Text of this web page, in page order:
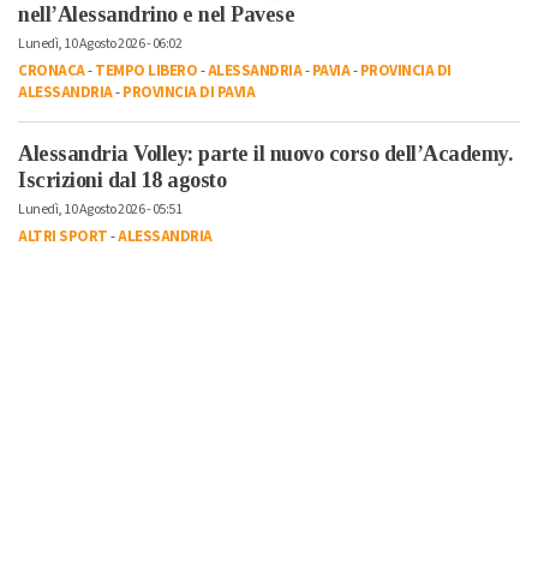
nell’Alessandrino e nel Pavese
Lunedì, 10 Agosto 2026 - 06:02
CRONACA-TEMPO LIBERO-ALESSANDRIA-PAVIA-PROVINCIA DI
ALESSANDRIA-PROVINCIA DI PAVIA
Alessandria Volley: parte il nuovo corso dell’Academy.
Iscrizioni dal 18 agosto
Lunedì, 10 Agosto 2026 - 05:51
ALTRI SPORT-ALESSANDRIA